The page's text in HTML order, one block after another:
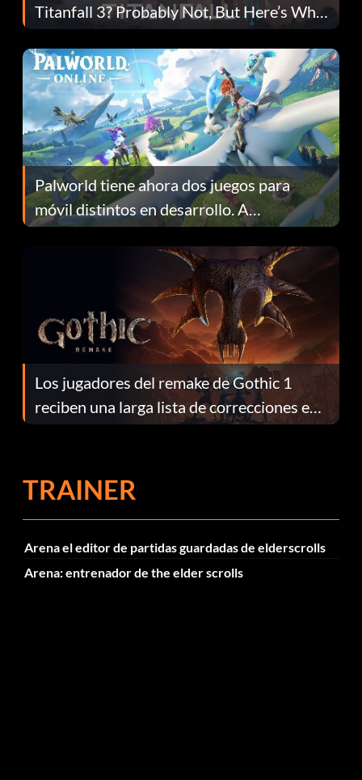
Titanfall 3? Probably Not, But Here’s Why
Fans Are Hopeful
Palworld tiene ahora dos juegos para
móvil distintos en desarrollo. A
continuación te explicamos por qué.
Los jugadores del remake de Gothic 1
reciben una larga lista de correcciones en
el parche 1.0.4
TRAINER
Arena el editor de partidas guardadas de elderscrolls
Arena: entrenador de the elder scrolls